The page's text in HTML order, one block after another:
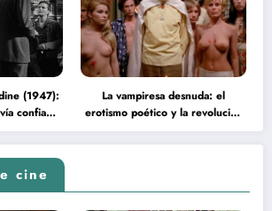
(1947):
confiaba
espectador
La vampiresa desnuda: el
erotismo poético y la revolución
psicodélica de Jean Rollin
cine